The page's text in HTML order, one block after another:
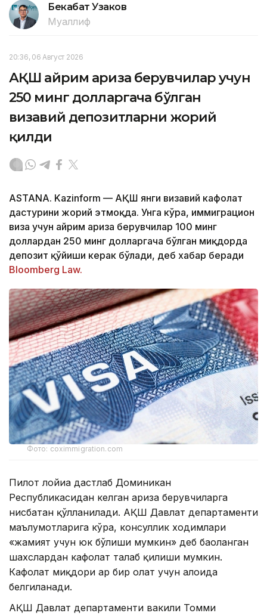
Бекабат Узаков
Муаллиф
20:36, 06 Август 2026
АҚШ айрим ариза берувчилар учун
250 минг долларгача бўлган
визавий депозитларни жорий
қилди
ASTANA. Kazinform — АҚШ янги визавий кафолат
дастурини жорий этмоқда. Унга кўра, иммиграцион
виза учун айрим ариза берувчилар 100 минг
доллардан 250 минг долларгача бўлган миқдорда
депозит қўйиши керак бўлади, деб хабар беради
Bloomberg Law.
Фото: coximmigration.com
Пилот лойиҳа дастлаб Доминикан
Республикасидан келган ариза берувчиларга
нисбатан қўлланилади. АҚШ Давлат департаменти
маълумотларига кўра, консуллик ходимлари
«жамият учун юк бўлиши мумкин» деб баҳоланган
шахслардан кафолат талаб қилиши мумкин.
Кафолат миқдори ҳар бир ҳолат учун алоҳида
белгиланади.
АҚШ Давлат департаменти вакили Томми